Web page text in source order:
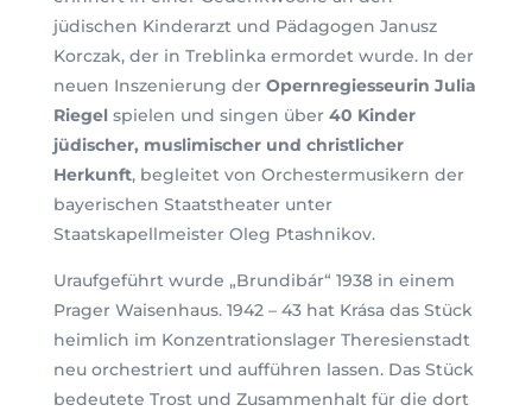
jüdischen Kinderarzt und Pädagogen Janusz
Korczak, der in Treblinka ermordet wurde. In der
neuen Inszenierung der Opernregiesseurin Julia
Riegelspielen und singen über 40 Kinder
jüdischer, muslimischer und christlicher
Herkunft, begleitet von Orchestermusikern der
bayerischen Staatstheater unter
Staatskapellmeister Oleg Ptashnikov.
Uraufgeführt wurde „Brundibár“ 1938 in einem
Prager Waisenhaus. 1942 – 43 hat Krása das Stück
heimlich im Konzentrationslager Theresienstadt
neu orchestriert und aufführen lassen. Das Stück
bedeutete Trost und Zusammenhalt für die dort